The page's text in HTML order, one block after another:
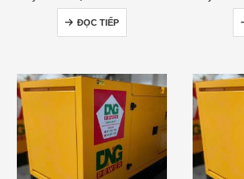
ĐỌC TIẾP